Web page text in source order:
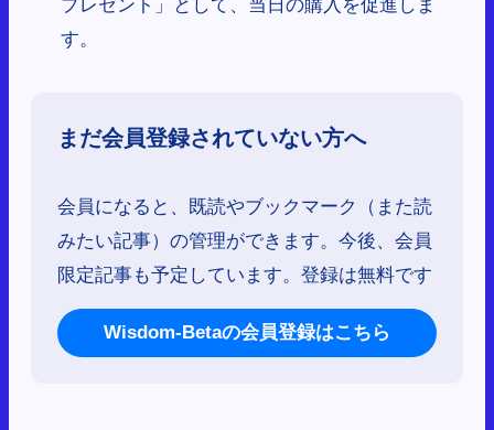
す。
まだ会員登録されていない方へ
会員になると、既読やブックマーク（また読
みたい記事）の管理ができます。今後、会員
限定記事も予定しています。登録は無料です
Wisdom-Betaの会員登録はこちら